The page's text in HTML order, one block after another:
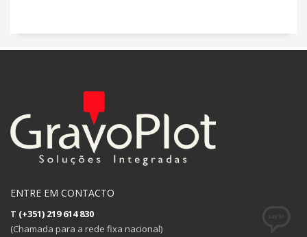
ENTRE EM CONTACTO
T (+351) 219 614 830
(Chamada para a rede fixa nacional)